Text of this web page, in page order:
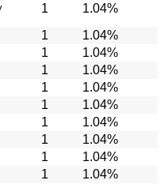
1 1.04%
1 1.04%
1 1.04%
1 1.04%
1 1.04%
1 1.04%
1 1.04%
1 1.04%
1 1.04%
1 1.04%